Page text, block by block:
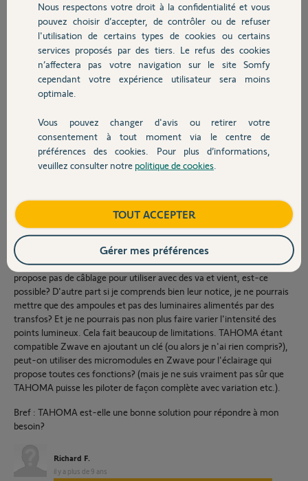
Chauffage
Autres produits
Devis avec un pro
Contact
Hue donc).
garage : piloter et connaître l'état de la porte à distance
VR : le classique : centralisation, programmation horaire/journalière
et conditionnelle
alarme : détecteur présence, alarme sonore, caméra, détecteur
d'ouverture porte et fenêtre --> pouvoir connaître l'état de ce petit
particulier, avoir accès aux caméras et pouvoir lancer un
enregistrement si problème
-détecteurs de fumée : le déclenchement d'un détecteur fait sonner
tous les détecteurs et déclenche l'envoi d'une notification sur
smartphone.
Mon constructeur me propose une box TAHOMA puisqu'il pose des
VR SOMFY. Je voudrais donc savoir si je vais pouvoir faire tout cela
en partant sur du SOMFY. Je crains des limitations notamment au
niveau de l'éclairage, j'ai vu les micromodules RTS mais SOMFY ne
propose pas de câblage pour utiliser avec des va et vient, est-ce
possible? D'autre part si je comprends bien leur notice, je ne pourrais
mettre que des ampoules et pas des luminaires alimentés par des
transfos? Et je ne pourrais pas non plus faire varier l'intensité des
points lumineux. Cela fait beaucoup de limitations. TAHOMA étant
compatible Zwave en ajoutant un clé (ou alors je n'ai rien compris?),
peut-on utiliser des micromodules en Zwave pour l'éclairage qui
propose toutes ces fonctions? (mais je ne suis vraiment pas sûr que
TAHOMA puisse les piloter de façon complète avec variation etc.).
Bref : TAHOMA est-elle une bonne solution pour répondre à mon
besoin?
Richard F.
il y a plus de 9 ans
Nous respectons votre droit à la confidentialité et vous
pouvez choisir d’accepter, de contrôler ou de refuser
l'utilisation de certains types de cookies ou certains
services proposés par des tiers. Le refus des cookies
n’affectera pas votre navigation sur le site Somfy
cependant votre expérience utilisateur sera moins
optimale.
Vous pouvez changer d'avis ou retirer votre
consentement à tout moment via le centre de
préférences des cookies. Pour plus d’informations,
veuillez consulter notre politique de cookies
TOUT ACCEPTER
Gérer mes préférences